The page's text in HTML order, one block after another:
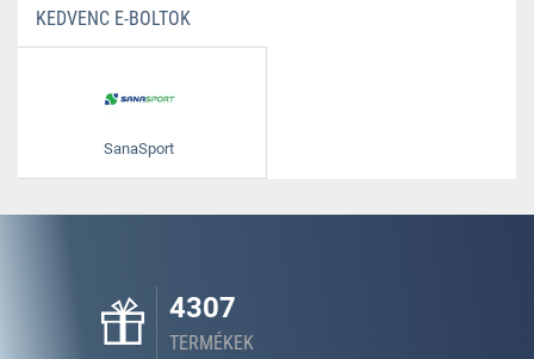
KEDVENC E-BOLTOK
SanaSport
4307
TERMÉKEK